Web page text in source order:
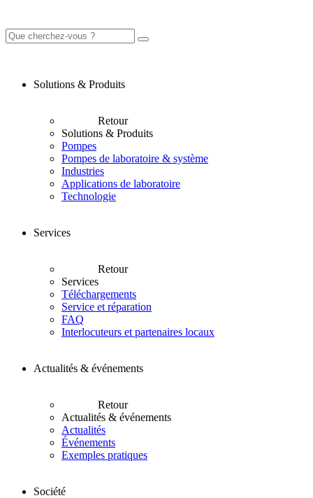
Solutions & Produits
Retour
Solutions & Produits
Pompes
Pompes de laboratoire & système
Industries
Applications de laboratoire
Technologie
Services
Retour
Services
Téléchargements
Service et réparation
FAQ
Interlocuteurs et partenaires locaux
Actualités & événements
Retour
Actualités & événements
Actualités
Événements
Exemples pratiques
Société